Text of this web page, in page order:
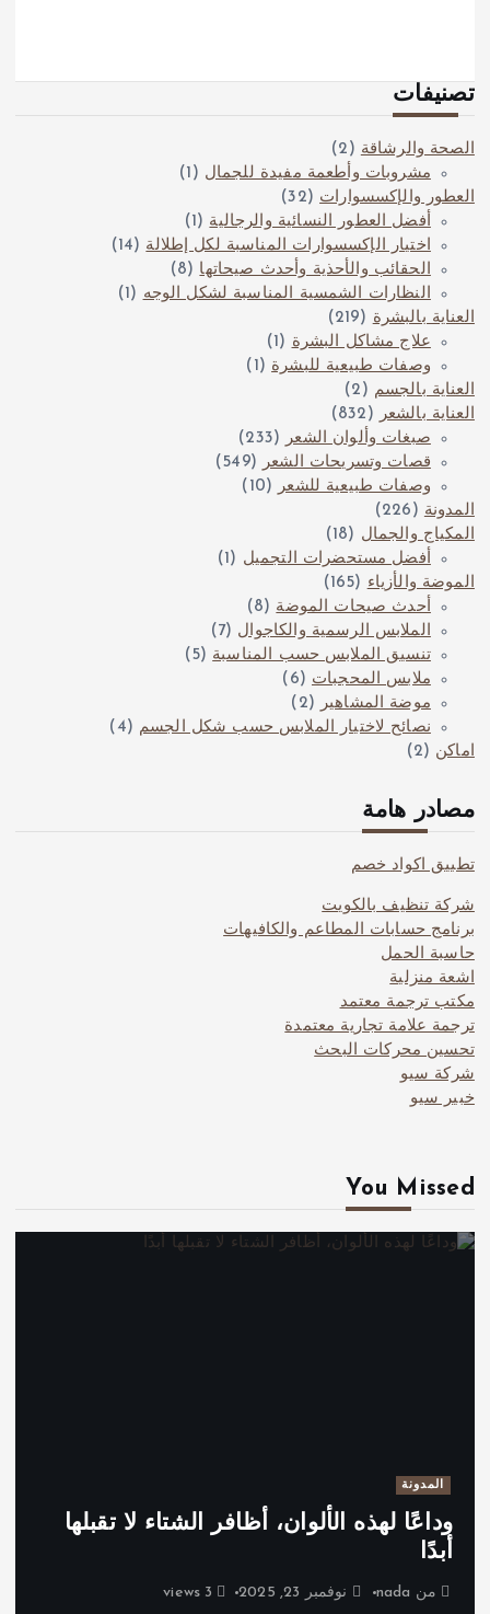
تصنيفات
الصحة والرشاقة (2)
مشروبات وأطعمة مفيدة للجمال (1)
العطور والإكسسوارات (32)
أفضل العطور النسائية والرجالية (1)
اختيار الإكسسوارات المناسبة لكل إطلالة (14)
الحقائب والأحذية وأحدث صيحاتها (8)
النظارات الشمسية المناسبة لشكل الوجه (1)
العناية بالبشرة (219)
علاج مشاكل البشرة (1)
وصفات طبيعية للبشرة (1)
العناية بالجسم (2)
العناية بالشعر
(832)
صبغات وألوان الشعر
(233)
قصات وتسريحات الشعر
(549)
وصفات طبيعية للشعر
(10)
المدونة (226)
المكياج والجمال (18)
أفضل مستحضرات التجميل (1)
الموضة والأزياء (165)
أحدث صيحات الموضة (8)
الملابس الرسمية والكاجوال (7)
تنسيق الملابس حسب المناسبة (5)
ملابس المحجبات (6)
موضة المشاهير
(2)
نصائح لاختيار الملابس حسب شكل الجسم (4)
اماكن (2)
مصادر هامة
تطبيق اكواد خصم
شركة تنظيف بالكويت
برنامج حسابات المطاعم والكافيهات
حاسبة الحمل
اشعة منزلية
مكتب ترجمة معتمد
ترجمة علامة تجارية معتمدة
تحسين محركات البحث
شركة سيو
خبير سيو
You Missed
المدونة
وداعًا لهذه الألوان، أظافر الشتاء لا تقبلها
أبدًا
من nada نوفمبر 23, 2025